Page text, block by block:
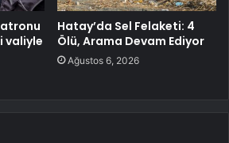
valiyle
Hatay’da Sel Felaketi: 4
Ölü, Arama Devam Ediyor
Ağustos 6, 2026